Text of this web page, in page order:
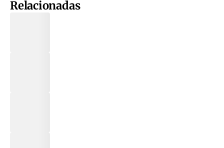
Relacionadas